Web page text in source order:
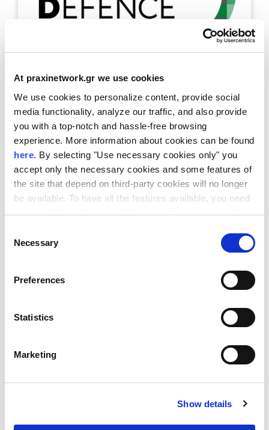
At praxinetwork.gr we use cookies
We use cookies to personalize content, provide social
media functionality, analyze our traffic, and also provide
you with a top-notch and hassle-free browsing
experience. More information about cookies can be found
here. By selecting "Use necessary cookies only" you
accept only the necessary cookies and some features of
the site that depend on third-party cookies will no longer
be available. To have all the features available, you need
to click "Allow all cookies". You can at any time edit the
our site under "Manage cookies".
Selection
Necessary
Preferences
Statistics
Marketing
Show details
July 28, 2026
EUDEX Match & Meet 2026 | Επιχειρηματικές
Συναντήσεις